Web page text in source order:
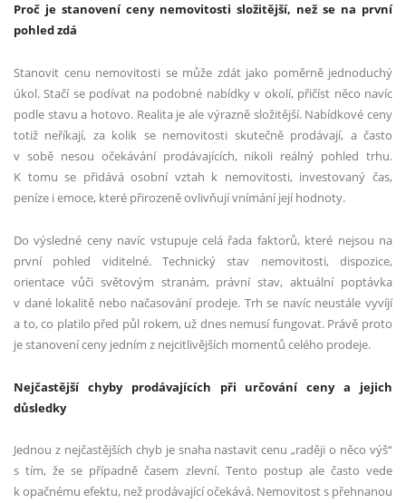
Proč je stanovení ceny nemovitosti složitější, než se na první
pohled zdá
Stanovit cenu nemovitosti se může zdát jako poměrně jednoduchý
úkol. Stačí se podívat na podobné nabídky v okolí, přičíst něco navíc
podle stavu a hotovo. Realita je ale výrazně složitější. Nabídkové ceny
totiž neříkají, za kolik se nemovitosti skutečně prodávají, a často
v sobě nesou očekávání prodávajících, nikoli reálný pohled trhu.
K tomu se přidává osobní vztah k nemovitosti, investovaný čas,
peníze i emoce, které přirozeně ovlivňují vnímání její hodnoty.
Do výsledné ceny navíc vstupuje celá řada faktorů, které nejsou na
první pohled viditelné. Technický stav nemovitosti, dispozice,
orientace vůči světovým stranám, právní stav, aktuální poptávka
v dané lokalitě nebo načasování prodeje. Trh se navíc neustále vyvíjí
a to, co platilo před půl rokem, už dnes nemusí fungovat. Právě proto
je stanovení ceny jedním z nejcitlivějších momentů celého prodeje.
Nejčastější chyby prodávajících při určování ceny a jejich
důsledky
Jednou z nejčastějších chyb je snaha nastavit cenu „raději o něco výš“
s tím, že se případně časem zlevní. Tento postup ale často vede
k opačnému efektu, než prodávající očekává. Nemovitost s přehnanou